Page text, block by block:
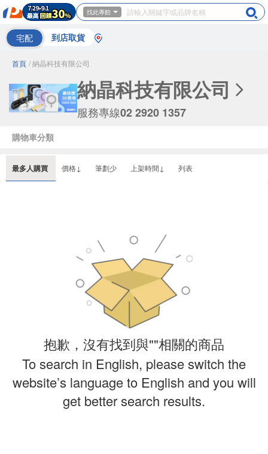
找此專館
宅配 到店取貨
首頁 / 納晶科技有限公司
納晶科技有限公司
服務專線02 2920 1357
最多人購買 價格↓ 筆劃少 上架時間↓ 列表
購物車分類
抱歉，沒有找到與""相關的商品
To search in English, please switch the
website’s language to English and you will
get better search results.